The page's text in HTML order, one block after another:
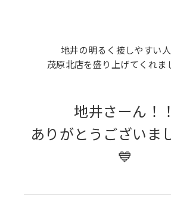
地井の明るく接しやすい
茂原北店を盛り上げてくれま
地井さーん！！
ありがとうございま
💙